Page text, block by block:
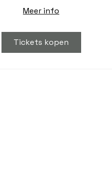
Meer info
Tickets kopen